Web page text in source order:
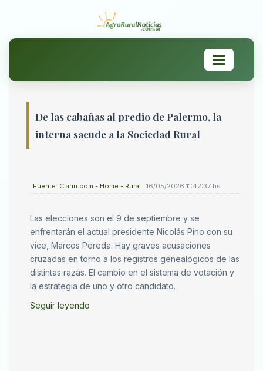
Toggle
navigation
De las cabañas al predio de Palermo, la
interna sacude a la Sociedad Rural
Fuente: Clarin.com - Home - Rural 16/05/2026 11:42:37 hs
Las elecciones son el 9 de septiembre y se
enfrentarán el actual presidente Nicolás Pino con su
vice, Marcos Pereda. Hay graves acusaciones
cruzadas en torno a los registros genealógicos de las
distintas razas. El cambio en el sistema de votación y
la estrategia de uno y otro candidato.
Seguir leyendo